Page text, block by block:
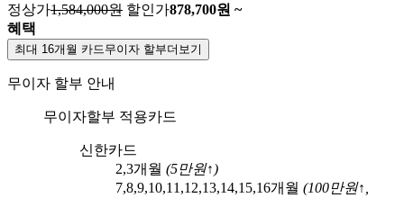
정상가1,584,000원 할인가878,700원 ~
혜택
최대 16개월 카드무이자 할부더보기
무이자 할부 안내
무이자할부 적용카드
신한카드
2,3개월 (5만원↑)
7,8,9,10,11,12,13,14,15,16개월 (100만원↑,